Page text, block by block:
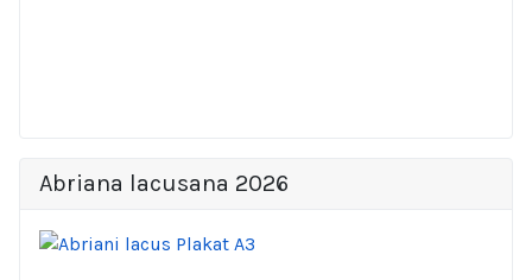
Abriana lacusana 2026